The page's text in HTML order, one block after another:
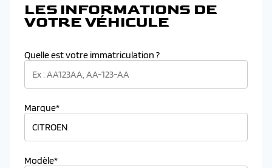
LES INFORMATIONS DE
VOTRE VÉHICULE
Quelle est votre immatriculation ?
Marque*
Modèle*